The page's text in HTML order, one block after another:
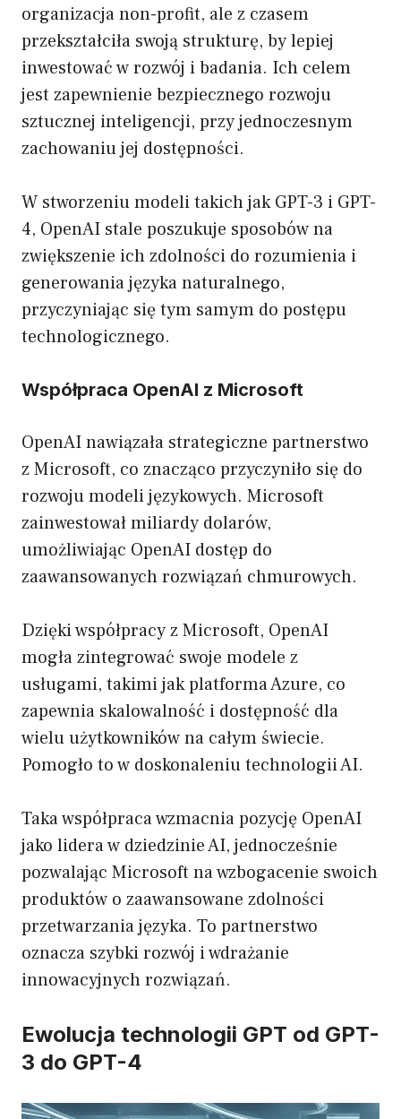
organizacja non-profit, ale z czasem
przekształciła swoją strukturę, by lepiej
inwestować w rozwój i badania. Ich celem
jest zapewnienie bezpiecznego rozwoju
sztucznej inteligencji, przy jednoczesnym
zachowaniu jej dostępności.
W stworzeniu modeli takich jak GPT-3 i GPT-
4, OpenAI stale poszukuje sposobów na
zwiększenie ich zdolności do rozumienia i
generowania języka naturalnego,
przyczyniając się tym samym do postępu
technologicznego.
Współpraca OpenAI z Microsoft
OpenAI nawiązała strategiczne partnerstwo
z Microsoft, co znacząco przyczyniło się do
rozwoju modeli językowych. Microsoft
zainwestował miliardy dolarów,
umożliwiając OpenAI dostęp do
zaawansowanych rozwiązań chmurowych.
Dzięki współpracy z Microsoft, OpenAI
mogła zintegrować swoje modele z
usługami, takimi jak platforma Azure, co
zapewnia skalowalność i dostępność dla
wielu użytkowników na całym świecie.
Pomogło to w doskonaleniu technologii AI.
Taka współpraca wzmacnia pozycję OpenAI
jako lidera w dziedzinie AI, jednocześnie
pozwalając Microsoft na wzbogacenie swoich
produktów o zaawansowane zdolności
przetwarzania języka. To partnerstwo
oznacza szybki rozwój i wdrażanie
innowacyjnych rozwiązań.
Ewolucja technologii GPT od GPT-
3 do GPT-4